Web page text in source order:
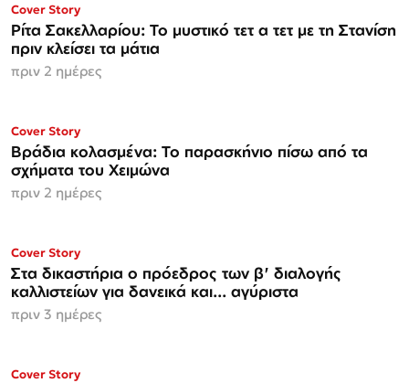
ΜΟΝΟ ΣΤΗΝ
Espresso
Cover Story
Ρίτα Σακελλαρίου: Το μυστικό τετ α τετ με τη Στανίση
πριν κλείσει τα μάτια
πριν 2 ημέρες
Cover Story
Βράδια κολασμένα: Το παρασκήνιο πίσω από τα
σχήματα του Χειμώνα
πριν 2 ημέρες
Cover Story
Στα δικαστήρια ο πρόεδρος των β' διαλογής
καλλιστείων για δανεικά και... αγύριστα
πριν 3 ημέρες
Cover Story